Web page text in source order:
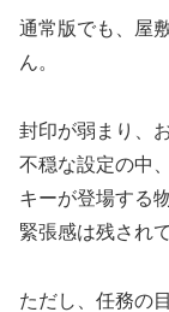
通常版でも、屋
ん。
封印が弱まり、
不穏な設定の中
キーが登場する
緊張感は残され
ただし、任務の